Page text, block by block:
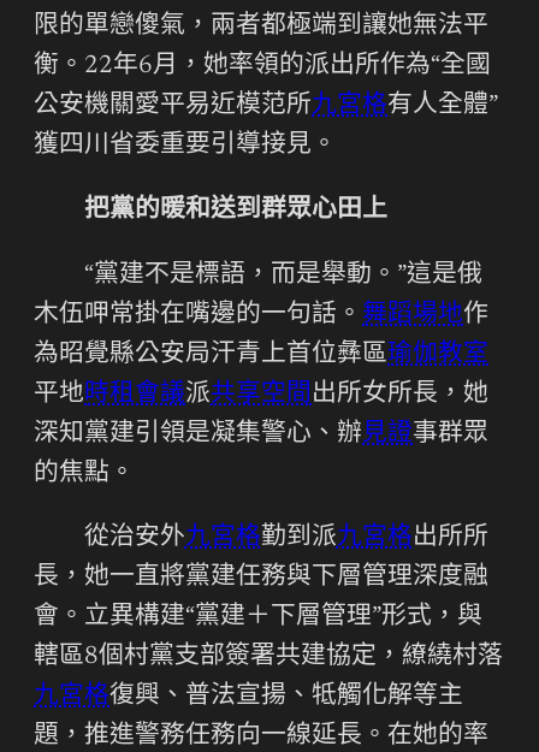
限的單戀傻氣，兩者都極端到讓她無法平
衡。22年6月，她率領的派出所作為“全國
公安機關愛平易近模范所九宮格有人全體”
獲四川省委重要引導接見。
把黨的暖和送到群眾心田上
“黨建不是標語，而是舉動。”這是俄
木伍呷常掛在嘴邊的一句話。 舞蹈場地作
為昭覺縣公安局汗青上首位彝區瑜伽教室
平地時租會議派共享空間出所女所長，她
深知黨建引領是凝集警心、辦見證事群眾
的焦點。
從治安外九宮格勤到派九宮格出所所
長，她一直將黨建任務與下層管理深度融
會。立異構建“黨建＋下層管理”形式，與
轄區8個村黨支部簽署共建協定，繚繞村落
九宮格復興、普法宣揚、牴觸化解等主
題，推進警務任務向一線延長。在她的率